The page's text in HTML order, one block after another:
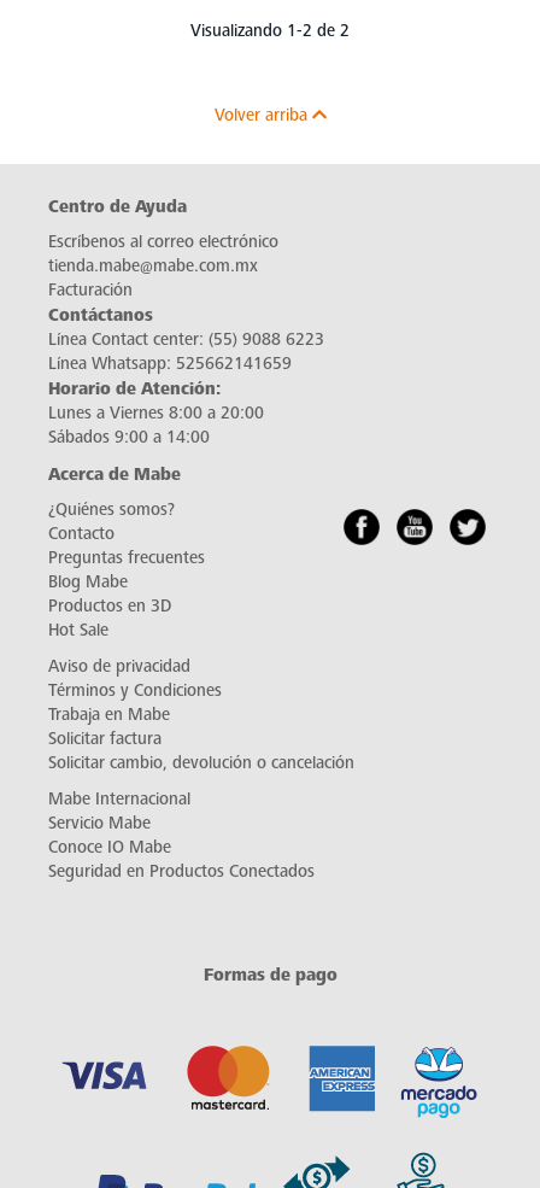
Visualizando 1-2 de 2
Volver arriba
Centro de Ayuda
Escríbenos al correo electrónico
tienda.mabe@mabe.com.mx
Facturación
Contáctanos
Línea Contact center: (55) 9088 6223
Línea Whatsapp: 525662141659
Horario de Atención:
Lunes a Viernes 8:00 a 20:00
Sábados 9:00 a 14:00
Acerca de Mabe
¿Quiénes somos?
Contacto
Preguntas frecuentes
Blog Mabe
Productos en 3D
Hot Sale
Aviso de privacidad
Términos y Condiciones
Trabaja en Mabe
Solicitar factura
Solicitar cambio, devolución o cancelación
Mabe Internacional
Servicio Mabe
Conoce IO Mabe
Seguridad en Productos Conectados
Formas de pago